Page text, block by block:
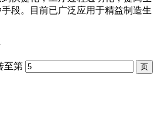
段。目前已广泛应用于精益制造生
至第